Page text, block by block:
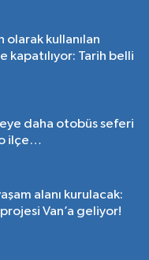
olarak kullanılan
kapatılıyor: Tarih belli
daha otobüs seferi
o ilçe…
alanı kurulacak:
Van’a geliyor!